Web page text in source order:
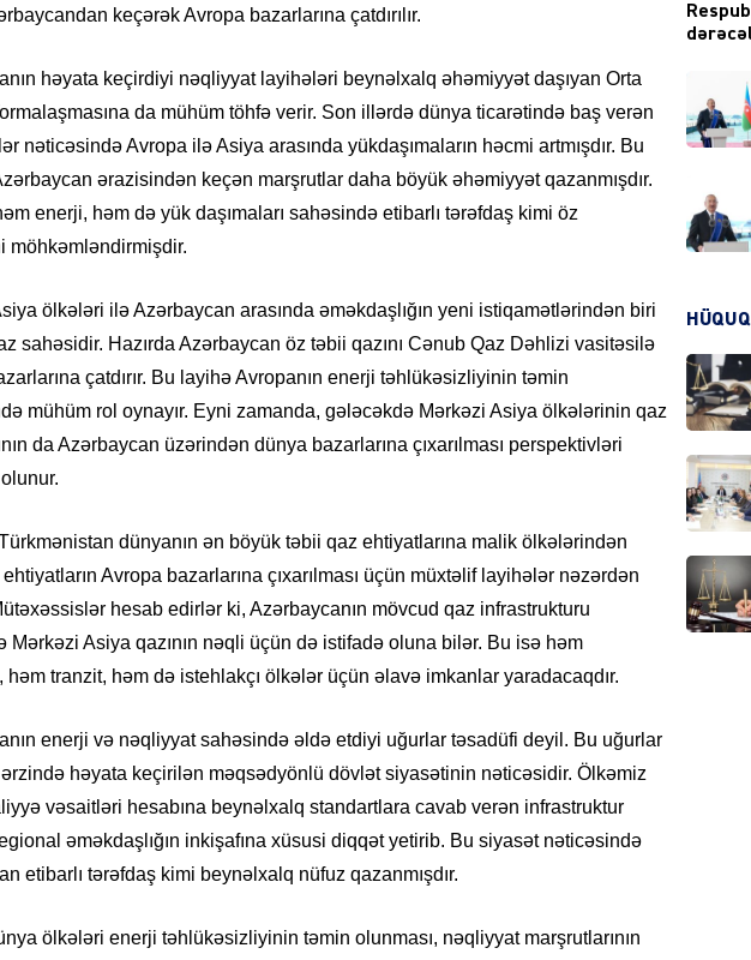
keçərək Avropa bazarlarına çatdırılır.
həyata keçirdiyi nəqliyyat layihələri beynəlxalq əhəmiyyət daşıyan Orta
da mühüm töhfə verir. Son illərdə dünya ticarətində baş verən
nəticəsində Avropa ilə Asiya arasında yükdaşımaların həcmi artmışdır. Bu
ərazisindən keçən marşrutlar daha böyük əhəmiyyət qazanmışdır.
enerji, həm də yük daşımaları sahəsində etibarlı tərəfdaş kimi öz
möhkəmləndirmişdir.
ölkələri ilə Azərbaycan arasında əməkdaşlığın yeni istiqamətlərindən biri
sahəsidir. Hazırda Azərbaycan öz təbii qazını Cənub Qaz Dəhlizi vasitəsilə
çatdırır. Bu layihə Avropanın enerji təhlükəsizliyinin təmin
mühüm rol oynayır. Eyni zamanda, gələcəkdə Mərkəzi Asiya ölkələrinin qaz
da Azərbaycan üzərindən dünya bazarlarına çıxarılması perspektivləri
dünyanın ən böyük təbii qaz ehtiyatlarına malik ölkələrindən
Avropa bazarlarına çıxarılması üçün müxtəlif layihələr nəzərdən
hesab edirlər ki, Azərbaycanın mövcud qaz infrastrukturu
Mərkəzi Asiya qazının nəqli üçün də istifadə oluna bilər. Bu isə həm
həm tranzit, həm də istehlakçı ölkələr üçün əlavə imkanlar yaradacaqdır.
enerji və nəqliyyat sahəsində əldə etdiyi uğurlar təsadüfi deyil. Bu uğurlar
həyata keçirilən məqsədyönlü dövlət siyasətinin nəticəsidir. Ölkəmiz
vəsaitləri hesabına beynəlxalq standartlara cavab verən infrastruktur
əməkdaşlığın inkişafına xüsusi diqqət yetirib. Bu siyasət nəticəsində
etibarlı tərəfdaş kimi beynəlxalq nüfuz qazanmışdır.
ölkələri enerji təhlükəsizliyinin təmin olunması, nəqliyyat marşrutlarının
HÜQUQ